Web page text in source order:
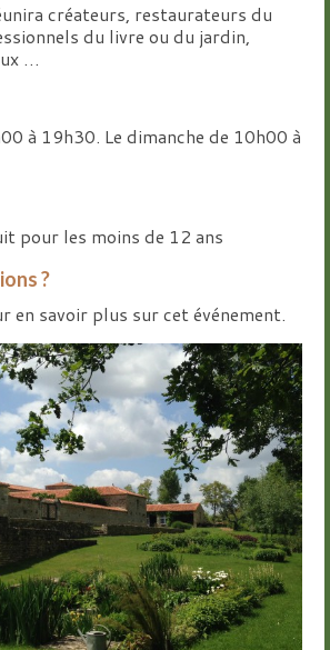
créateurs, restaurateurs du
du livre ou du jardin,
…
à 19h30. Le dimanche de 10h00 à
pour les moins de 12 ans
?
en savoir plus sur cet événement.